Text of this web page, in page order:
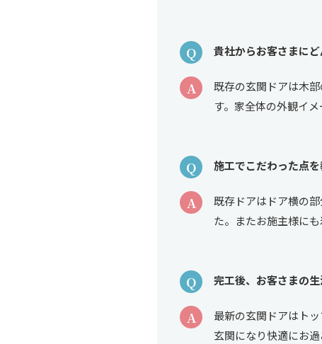
Q 貴社からお客さまに
A
既存の玄関ドアは木
す。家全体の外観イ
Q 施工でこだわった点を
A
既存ドアはドア横の
た。またお施主様に
Q 完工後、お客さまの
A
最新の玄関ドアはト
玄関になり快適にお